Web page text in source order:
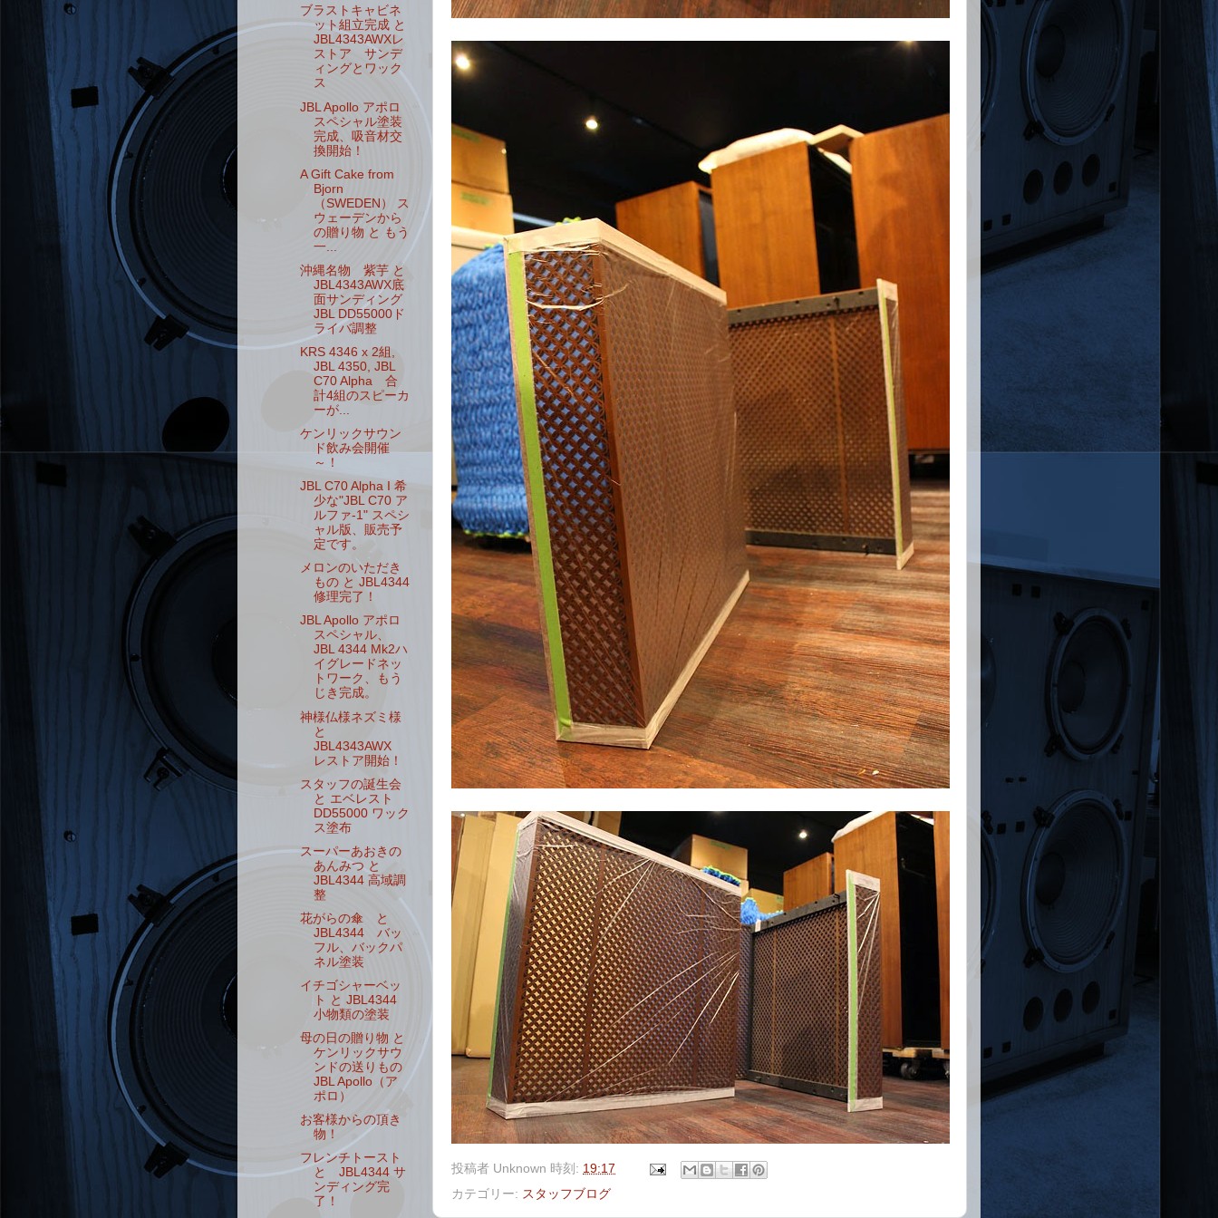
投稿者 Unknown 時刻: 19:17
カテゴリー: スタッフブログ
ブラストキャビネ
ット組立完成 と
JBL4343AWXレ
ストア サンデ
ィングとワック
ス
JBL Apollo アポロ
スペシャル塗装
完成、吸音材交
換開始！
A Gift Cake from
Bjorn
（SWEDEN） ス
ウェーデンから
の贈り物 と もう
一...
沖縄名物 紫芋 と
JBL4343AWX底
面サンディング
JBL DD55000ド
ライバ調整
KRS 4346 x 2組,
JBL 4350, JBL
C70 Alpha 合
計4組のスピーカ
ーが...
ケンリックサウン
ド飲み会開催
～！
JBL C70 Alpha I 希
少な"JBL C70 ア
ルファ-1" スペシ
ャル版、販売予
定です。
メロンのいただき
もの と JBL4344
修理完了！
JBL Apollo アポロ
スペシャル、
JBL 4344 Mk2ハ
イグレードネッ
トワーク、もう
じき完成。
神様仏様ネズミ様
と
JBL4343AWX
レストア開始！
スタッフの誕生会
と エベレスト
DD55000 ワック
ス塗布
スーパーあおきの
あんみつ と
JBL4344 高域調
整
花がらの傘 と
JBL4344 バッ
フル、バックパ
ネル塗装
イチゴシャーベッ
ト と JBL4344
小物類の塗装
母の日の贈り物 と
ケンリックサウ
ンドの送りもの
JBL Apollo（ア
ポロ）
お客様からの頂き
物！
フレンチトースト
と JBL4344 サ
ンディング完
了！